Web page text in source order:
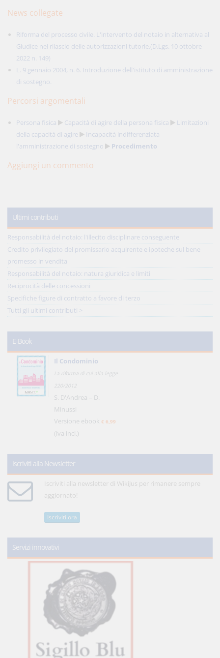
News collegate
Riforma del processo civile. L'intervento del notaio in alternativa al
Giudice nel rilascio delle autorizzazioni tutorie.(D.Lgs. 10 ottobre
2022 n. 149)
L. 9 gennaio 2004, n. 6. Introduzione dell'istituto di amministrazione
di sostegno.
Percorsi argomentali
Persona fisica Capacità di agire della persona fisica
Limitazioni
della capacità di agire
Incapacità indifferenziata-
l'amministrazione di sostegno
Procedimento
Aggiungi un commento
Ultimi contributi
Responsabilità del notaio: l'illecito disciplinare conseguente
Credito privilegiato del promissario acquirente e ipoteche sul bene
promesso in vendita
Responsabilità del notaio: natura giuridica e limiti
Reciprocità delle concessioni
Specifiche figure di contratto a favore di terzo
Tutti gli ultimi contributi >
E-Book
Il Condominio
La riforma di cui alla legge
220/2012
S. D'Andrea – D.
Minussi
Versione ebook € 6,99
(iva incl.)
Iscriviti alla Newsletter
Iscriviti alla newsletter di WikiJus per rimanere sempre
aggiornato!
Iscriviti ora
Servizi innovativi